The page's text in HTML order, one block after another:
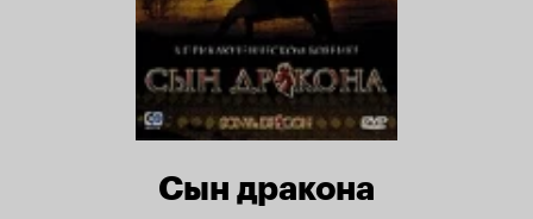
Сын дракона